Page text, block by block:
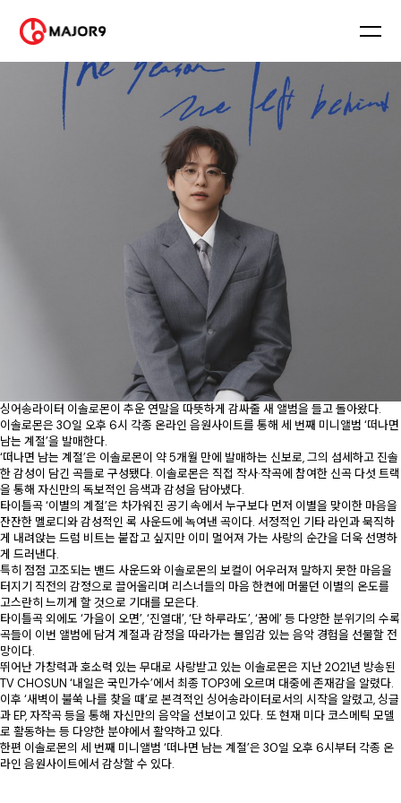
싱어송라이터 이솔로몬이 추운 연말을 따뜻하게 감싸줄 새 앨범을 들고 돌아왔다.
이솔로몬은 30일 오후 6시 각종 온라인 음원사이트를 통해 세 번째 미니앨범 ‘떠나면
남는 계절’을 발매한다.
‘떠나면 남는 계절’은 이솔로몬이 약 5개월 만에 발매하는 신보로, 그의 섬세하고 진솔
한 감성이 담긴 곡들로 구성됐다. 이솔로몬은 직접 작사·작곡에 참여한 신곡 다섯 트랙
을 통해 자신만의 독보적인 음색과 감성을 담아냈다.
타이틀곡 ‘이별의 계절’은 차가워진 공기 속에서 누구보다 먼저 이별을 맞이한 마음을
잔잔한 멜로디와 감성적인 록 사운드에 녹여낸 곡이다. 서정적인 기타 라인과 묵직하
게 내려앉는 드럼 비트는 붙잡고 싶지만 이미 멀어져 가는 사랑의 순간을 더욱 선명하
게 드러낸다.
특히 점점 고조되는 밴드 사운드와 이솔로몬의 보컬이 어우러져 말하지 못한 마음을
터지기 직전의 감정으로 끌어올리며 리스너들의 마음 한켠에 머물던 이별의 온도를
고스란히 느끼게 할 것으로 기대를 모은다.
타이틀곡 외에도 ‘가을이 오면’, ‘진열대’, ‘단 하루라도’, ‘꿈에’ 등 다양한 분위기의 수록
곡들이 이번 앨범에 담겨 계절과 감정을 따라가는 몰입감 있는 음악 경험을 선물할 전
망이다.
뛰어난 가창력과 호소력 있는 무대로 사랑받고 있는 이솔로몬은 지난 2021년 방송된
TV CHOSUN ‘내일은 국민가수’에서 최종 TOP3에 오르며 대중에 존재감을 알렸다.
이후 ‘새벽이 불쑥 나를 찾을 때’로 본격적인 싱어송라이터로서의 시작을 알렸고, 싱글
과 EP, 자작곡 등을 통해 자신만의 음악을 선보이고 있다. 또 현재 미다 코스메틱 모델
로 활동하는 등 다양한 분야에서 활약하고 있다.
한편 이솔로몬의 세 번째 미니앨범 ‘떠나면 남는 계절’은 30일 오후 6시부터 각종 온
라인 음원사이트에서 감상할 수 있다.